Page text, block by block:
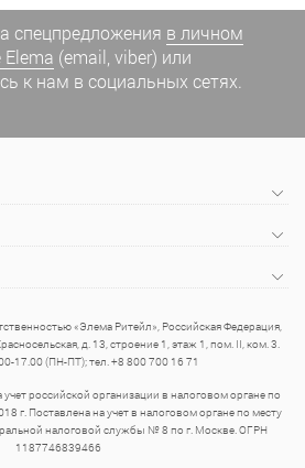
спецпредложения в личном
Elema (email, viber) или
к нам в социальных сетях.
«Элема Ритейл», Российская Федерация,
д. 13, строение 1, этаж 1, пом. II, ком. 3.
17.00 (ПН-ПТ); тел. +8 800 700 16 71
российской организации в налоговом органе по
г. Поставлена на учет в налоговом органе по месту
налоговой службы № 8 по г. Москве. ОГРН
1187746839466